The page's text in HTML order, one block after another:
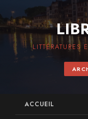
LITTÉRATURES
ACCUEIL